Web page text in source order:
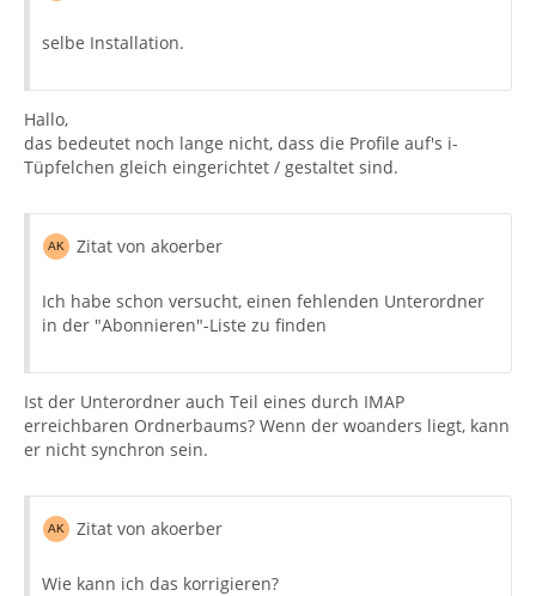
selbe Installation.
Hallo,
das bedeutet noch lange nicht, dass die Profile auf's i-
Tüpfelchen gleich eingerichtet / gestaltet sind.
Zitat von akoerber
Ich habe schon versucht, einen fehlenden Unterordner
in der "Abonnieren"-Liste zu finden
Ist der Unterordner auch Teil eines durch IMAP
erreichbaren Ordnerbaums? Wenn der woanders liegt, kann
er nicht synchron sein.
Zitat von akoerber
Wie kann ich das korrigieren?